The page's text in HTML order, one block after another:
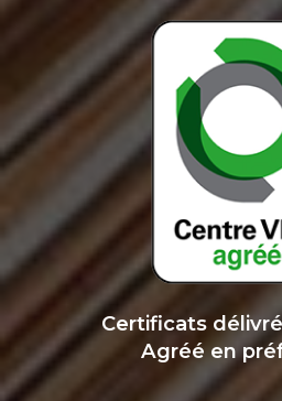
Certificats
Agréé en